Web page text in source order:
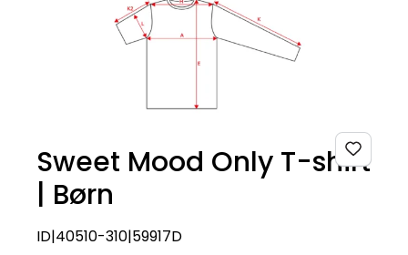
Sweet Mood Only T-shirt
| Børn
ID|40510-310|59917D